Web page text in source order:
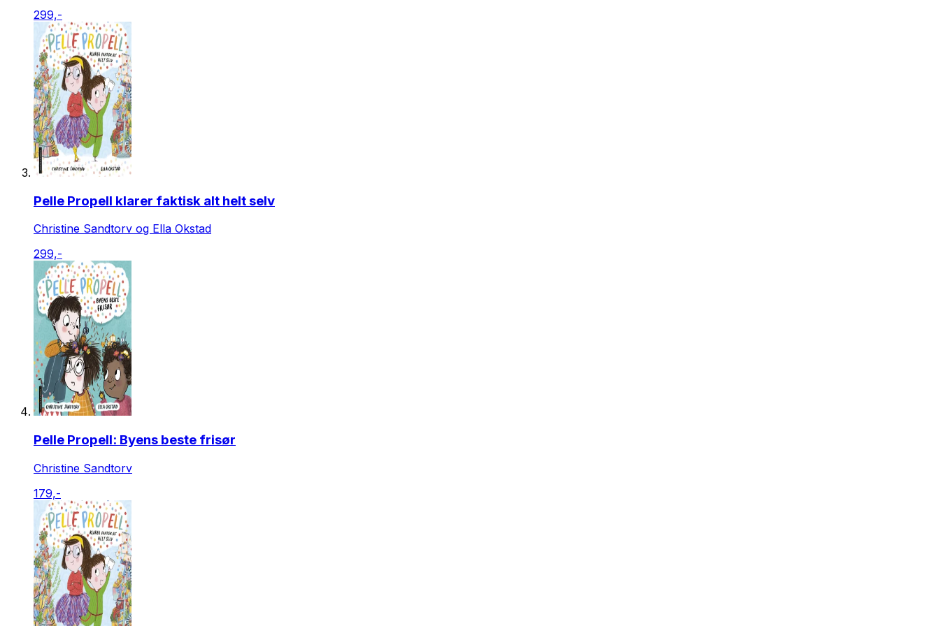
299,-
Pelle Propell klarer faktisk alt helt selv
Christine Sandtorv og Ella Okstad
299,-
Pelle Propell: Byens beste frisør
Christine Sandtorv
179,-